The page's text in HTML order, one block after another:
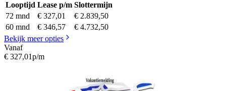
Looptijd Lease p/m Slottermijn
72 mnd
€ 327,01
€ 2.839,50
60 mnd
€ 346,57
€ 4.732,50
Bekijk meer opties
Vanaf
€ 327,01p/m